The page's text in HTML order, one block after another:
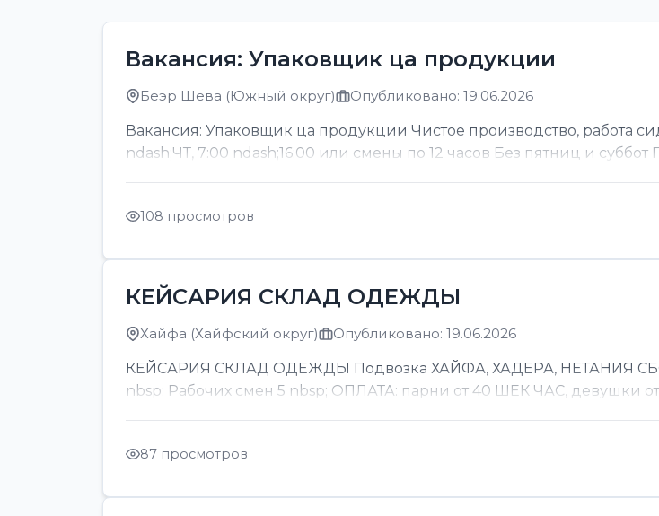
Вакансия: Упаковщик ца продукции
Беэр Шева (Южный округ) Опубликовано: 19.06.2026
Вакансия: Упаковщик ца продукции Чистое производство, работа
ndash;ЧТ, 7:00 ndash;16:00 или смены по 12 часов Без пятниц и
108 просмотров
КЕЙСАРИЯ СКЛАД ОДЕЖДЫ
Хайфа (Хайфский округ) Опубликовано: 19.06.2026
КЕЙСАРИЯ СКЛАД ОДЕЖДЫ Подвозка ХАЙФА, ХАДЕРА, НЕТАНИЯ
nbsp; Рабочих смен 5 nbsp; ОПЛАТА: парни от 40 ШЕК ЧАС, девушки
87 просмотров